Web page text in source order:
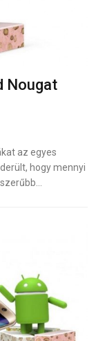
Nougat
az egyes
hogy mennyi